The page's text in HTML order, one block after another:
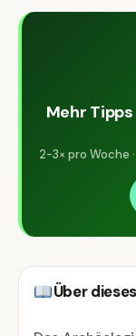
Mehr
2-3× pro Woche
Über